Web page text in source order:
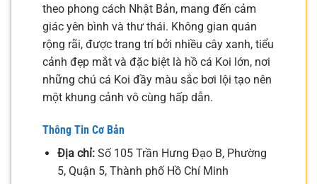
theo phong cách Nhật Bản, mang đến cảm
giác yên bình và thư thái. Không gian quán
rộng rãi, được trang trí bởi nhiều cây xanh, tiểu
cảnh đẹp mắt và đặc biệt là hồ cá Koi lớn, nơi
những chú cá Koi đầy màu sắc bơi lội tạo nên
một khung cảnh vô cùng hấp dẫn.
Thông Tin Cơ Bản
Địa chỉ:Số 105 Trần Hưng Đạo B, Phường
5, Quận 5, Thành phố Hồ Chí Minh